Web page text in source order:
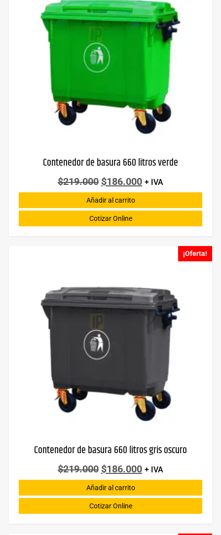
Contenedor de basura 660 litros verde
$219.000 $186.000 + IVA
Añadir al carrito
Cotizar Online
¡Oferta!
Contenedor de basura 660 litros gris oscuro
$219.000 $186.000 + IVA
Añadir al carrito
Cotizar Online